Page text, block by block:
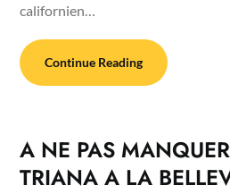
californien…
Continue Reading
A NE PAS
TRIANA A LA